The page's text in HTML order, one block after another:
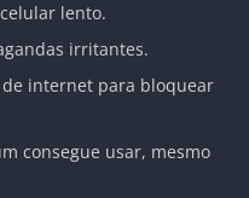
lento.
irritantes.
de internet para bloquear
consegue usar, mesmo